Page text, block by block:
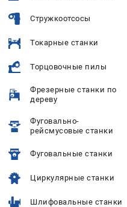
Стружкоотсосы
Токарные станки
Торцовочные пилы
Фрезерные станки по
дереву
Фуговально-
рейсмусовые станки
Фуговальные станки
Циркулярные станки
Шлифовальные станки